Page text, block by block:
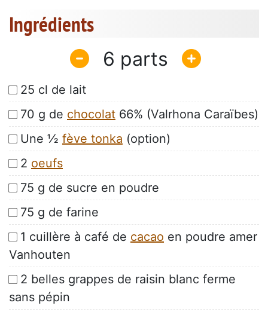
Ingrédients
6
25 cl de lait
70 g de chocolat 66% (Valrhona Caraïbes)
Une ½ fève tonka (option)
2 oeufs
75 g de sucre en poudre
75 g de farine
1 cuillère à café de cacao en poudre amer
Vanhouten
2 belles grappes de raisin blanc ferme
sans pépin